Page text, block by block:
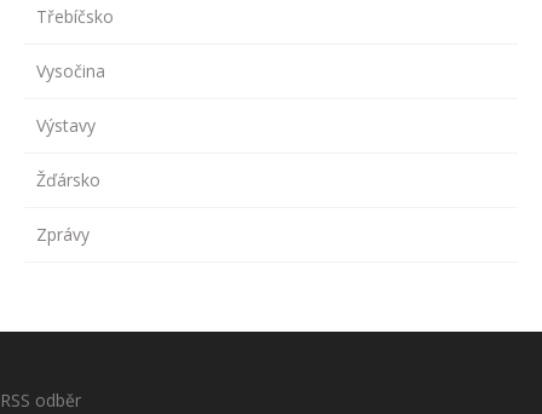
Třebíčsko
Vysočina
Výstavy
Žďársko
Zprávy
RSS odběr